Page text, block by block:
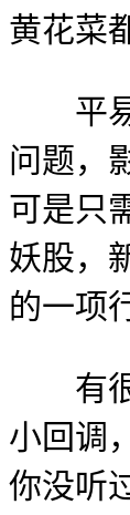
黄花菜
平易
问题，
可是只
妖股，
的一项
有很
小回调
你没听